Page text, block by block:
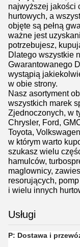
najwyższej jakości
hurtowych, a
objęte są pełną
ważne jest
potrzebujesz,
Dlatego wszystkie
Gwarantowanego
wystąpią
w obie strony.
Nasz asortyment
wszystkich marek
Zjednoczonych, w
Chrysler, Ford,
Toyota,
w którym warto
szukasz wielu
hamulców,
maglownicy,
resorujących,
i wielu innych
Usługi
P: Dostawa i